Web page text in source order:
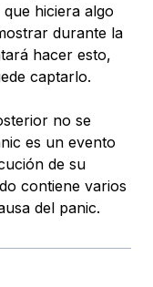
hiciera algo
durante la
hacer esto,
captarlo.
no se
es un evento
de su
contiene varios
del panic.